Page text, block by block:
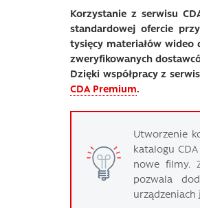
Korzystanie z serwisu
standardowej ofercie
tysięcy materiałów
zweryfikowanych
Dzięki współpracy z
CDA Premium.
Utworzenie
katalogu
nowe filmy.
pozwala
urządzeniach